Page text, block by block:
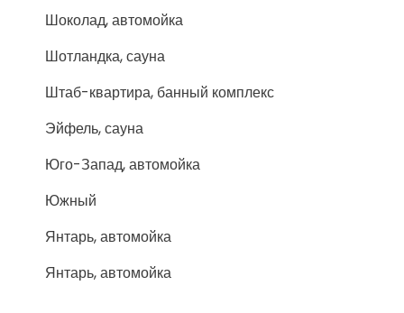
Шоколад, автомойка
Шотландка, сауна
Штаб-квартира, банный комплекс
Эйфель, сауна
Юго-Запад, автомойка
Южный
Янтарь, автомойка
Янтарь, автомойка